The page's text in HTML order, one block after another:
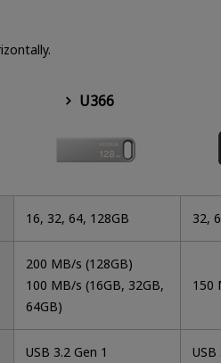
U366
16, 32, 64, 128GB 32,
200 MB/s (128GB)
100 MB/s (16GB, 32GB,
64GB)
150
USB 3.2 Gen 1